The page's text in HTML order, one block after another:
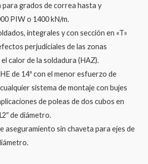
para grados de correa hasta y
PIW o 1400 kN/m.
integrales y con sección en «T»
perjudiciales de las zonas
calor de la soldadura (HAZ).
de 14º con el menor esfuerzo de
sistema de montaje con bujes
de poleas de dos cubos en
de diámetro.
aseguramiento sin chaveta para ejes de